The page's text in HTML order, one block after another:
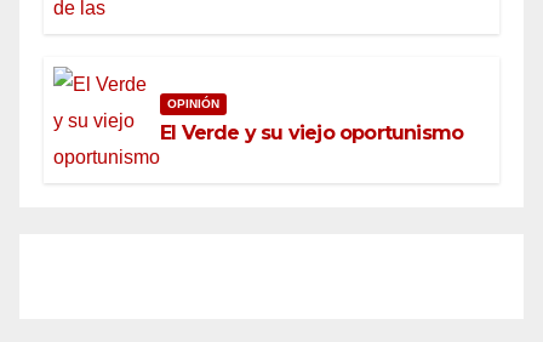
OPINIÓN
El Verde y su viejo oportunismo